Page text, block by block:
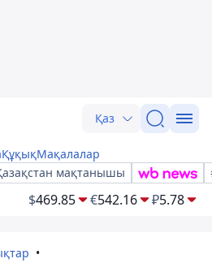
Қаз
ҚұқықМақалалар
мақтанышы
$469.85 €542.16 ₽5.78